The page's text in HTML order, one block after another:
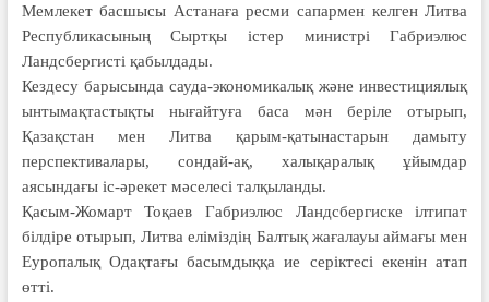
Мемлекет басшысы Астанаға ресми сапармен келген Литва
Республикасының Сыртқы істер министрі Габриэлюс
Ландсбергисті қабылдады.
Кездесу барысында сауда-экономикалық және инвестициялық
ынтымақтастықты нығайтуға баса мән беріле отырып,
Қазақстан мен Литва қарым-қатынастарын дамыту
перспективалары, сондай-ақ, халықаралық ұйымдар
аясындағы іс-әрекет мәселесі талқыланды.
Қасым-Жомарт Тоқаев Габриэлюс Ландсбергиске ілтипат
білдіре отырып, Литва еліміздің Балтық жағалауы аймағы мен
Еуропалық Одақтағы басымдыққа ие серіктесі екенін атап
өтті.